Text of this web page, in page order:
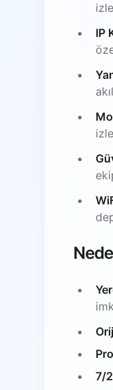
IP
7/